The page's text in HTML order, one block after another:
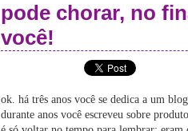
pode chorar, no
você!
ok. há três anos você se dedica a um
durante anos você escreveu sobre